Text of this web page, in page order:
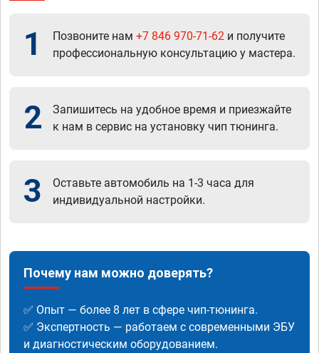
1 Позвоните нам +7 846 970-71-62 и получите
профессиональную консультацию у мастера.
2
Запишитесь на удобное время и приезжайте
к нам в сервис на установку чип тюнинга.
3
Оставьте автомобиль на 1-3 часа для
индивидуальной настройки.
Почему нам можно доверять?
✅ Опыт — более 8 лет в сфере чип-тюнинга.
✅ Экспертность — работаем с современными ЭБУ
и диагностическим оборудованием.